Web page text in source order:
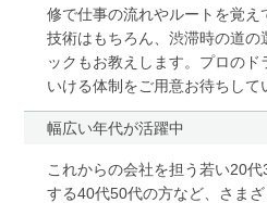
修で仕事の流れやルートを覚え
技術はもちろん、渋滞時の道の
ックもお教えします。プロのド
いける体制をご用意お待ちして
幅広い年代が活躍中
これからの会社を担う若い20
する40代50代の方など、さま